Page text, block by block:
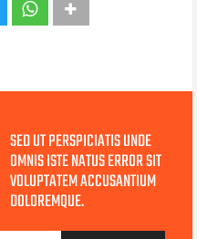
SED UT PERSPICIATIS UNDE
OMNIS ISTE NATUS ERROR SIT
VOLUPTATEM ACCUSANTIUM
DOLOREMQUE.